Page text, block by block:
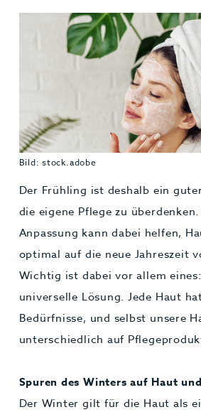
Bild: stock.adobe
Der Frühling ist deshalb ein
die eigene Pflege zu
Anpassung kann dabei helfen,
optimal auf die neue Jahreszeit
Wichtig ist dabei vor allem
universelle Lösung. Jede Haut
Bedürfnisse, und selbst unsere
unterschiedlich auf
Spuren des Winters auf Haut
Der Winter gilt für die Haut als